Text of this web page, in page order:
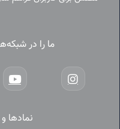
ما را در
نمادها